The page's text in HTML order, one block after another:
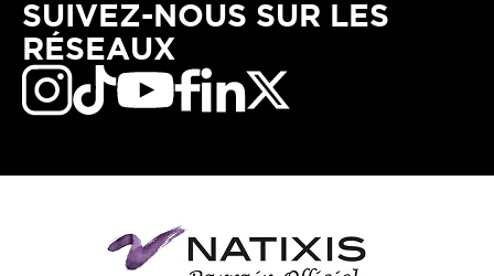
SUIVEZ-NOUS SUR LES
RÉSEAUX